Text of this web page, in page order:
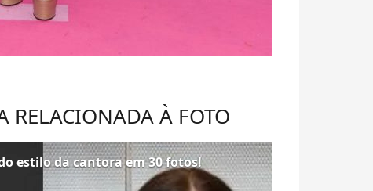
RELACIONADA À FOTO
estilo da cantora em 30 fotos!